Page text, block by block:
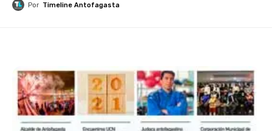
Por Timeline Antofagasta